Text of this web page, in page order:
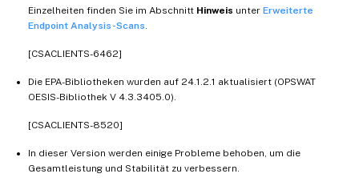
Einzelheiten finden Sie im Abschnitt Hinweis unter Erweiterte
Endpoint Analysis-Scans
[CSACLIENTS-6462]
Die EPA-Bibliotheken wurden auf 24.1.2.1 aktualisiert (OPSWAT
OESIS-Bibliothek V 4.3.3405.0).
[CSACLIENTS-8520]
In dieser Version werden einige Probleme behoben, um die
Gesamtleistung und Stabilität zu verbessern.